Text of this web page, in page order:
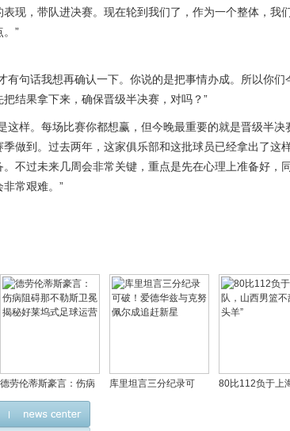
现，带队进决赛。现在轮到我们了，作为一个整体，我
”
有句话我想再确认一下。你说的是把事情办成。所以你
结果拿下来，确保晋级半决赛，对吗？”
这样。每场比赛你都想赢，但今晚最重要的就是晋级半
做到。过去两年，这家俱乐部和这批球员已经拿出了这
不过未来几周会非常关键，重点是先在心理上准备好，
常艰难。”
德劳伦蒂斯豪言：伤病
阻碍那不勒斯卫冕 揭秘
库里坦言三分纪录可
80比112负于上